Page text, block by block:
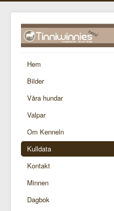
Hem
Bilder
Våra hundar
Valpar
Om Kenneln
Kulldata
Kontakt
Minnen
Dagbok